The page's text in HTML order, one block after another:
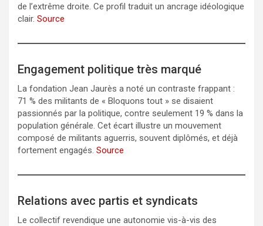
de l’extrême droite. Ce profil traduit un ancrage idéologique
clair. Source
Engagement politique très marqué
La fondation Jean Jaurès a noté un contraste frappant :
71 % des militants de « Bloquons tout » se disaient
passionnés par la politique, contre seulement 19 % dans la
population générale. Cet écart illustre un mouvement
composé de militants aguerris, souvent diplômés, et déjà
fortement engagés. Source
Relations avec partis et syndicats
Le collectif revendique une autonomie vis-à-vis des